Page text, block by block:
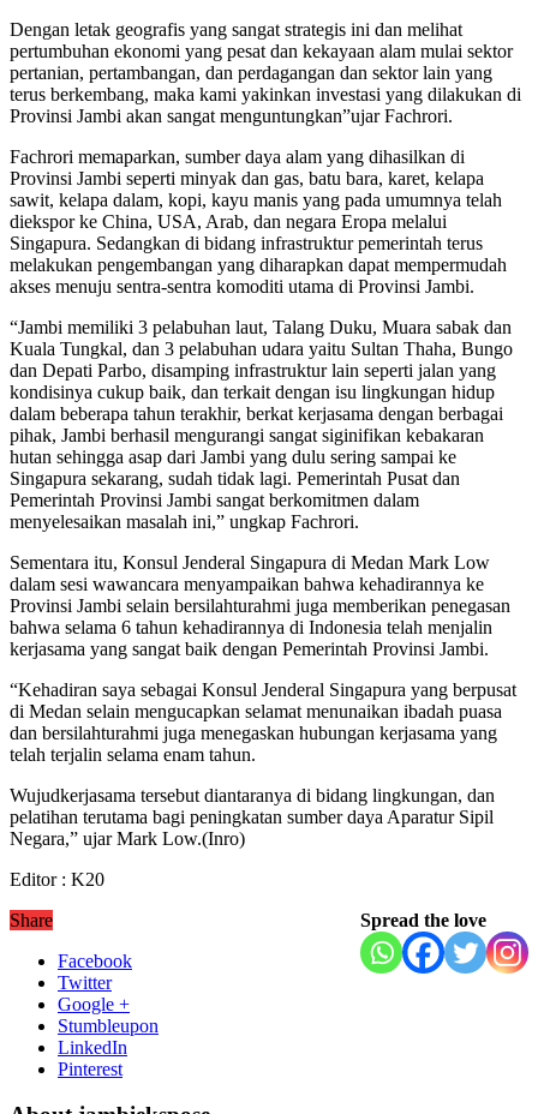
Dengan letak geografis yang sangat strategis ini dan melihat
pertumbuhan ekonomi yang pesat dan kekayaan alam mulai sektor
pertanian, pertambangan, dan perdagangan dan sektor lain yang
terus berkembang, maka kami yakinkan investasi yang dilakukan di
Provinsi Jambi akan sangat menguntungkan”ujar Fachrori.
Fachrori memaparkan, sumber daya alam yang dihasilkan di
Provinsi Jambi seperti minyak dan gas, batu bara, karet, kelapa
sawit, kelapa dalam, kopi, kayu manis yang pada umumnya telah
diekspor ke China, USA, Arab, dan negara Eropa melalui
Singapura. Sedangkan di bidang infrastruktur pemerintah terus
melakukan pengembangan yang diharapkan dapat mempermudah
akses menuju sentra-sentra komoditi utama di Provinsi Jambi.
“Jambi memiliki 3 pelabuhan laut, Talang Duku, Muara sabak dan
Kuala Tungkal, dan 3 pelabuhan udara yaitu Sultan Thaha, Bungo
dan Depati Parbo, disamping infrastruktur lain seperti jalan yang
kondisinya cukup baik, dan terkait dengan isu lingkungan hidup
dalam beberapa tahun terakhir, berkat kerjasama dengan berbagai
pihak, Jambi berhasil mengurangi sangat siginifikan kebakaran
hutan sehingga asap dari Jambi yang dulu sering sampai ke
Singapura sekarang, sudah tidak lagi. Pemerintah Pusat dan
Pemerintah Provinsi Jambi sangat berkomitmen dalam
menyelesaikan masalah ini,” ungkap Fachrori.
Sementara itu, Konsul Jenderal Singapura di Medan Mark Low
dalam sesi wawancara menyampaikan bahwa kehadirannya ke
Provinsi Jambi selain bersilahturahmi juga memberikan penegasan
bahwa selama 6 tahun kehadirannya di Indonesia telah menjalin
kerjasama yang sangat baik dengan Pemerintah Provinsi Jambi.
“Kehadiran saya sebagai Konsul Jenderal Singapura yang berpusat
di Medan selain mengucapkan selamat menunaikan ibadah puasa
dan bersilahturahmi juga menegaskan hubungan kerjasama yang
telah terjalin selama enam tahun.
Wujudkerjasama tersebut diantaranya di bidang lingkungan, dan
pelatihan terutama bagi peningkatan sumber daya Aparatur Sipil
Negara,” ujar Mark Low.(Inro)
Editor : K20
Spread the love
Share
Facebook
Twitter
Google +
Stumbleupon
LinkedIn
Pinterest